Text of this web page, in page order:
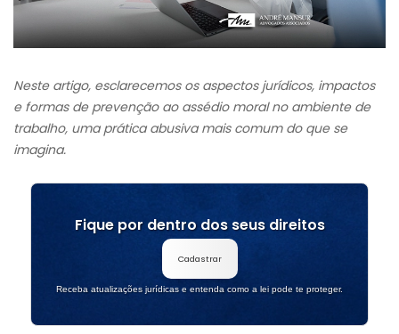
Neste artigo, esclarecemos os aspectos jurídicos, impactos
e formas de prevenção ao assédio moral no ambiente de
trabalho, uma prática abusiva mais comum do que se
imagina.
Fique por dentro dos seus direitos
Cadastrar
Receba atualizações jurídicas e entenda como a lei pode te proteger.